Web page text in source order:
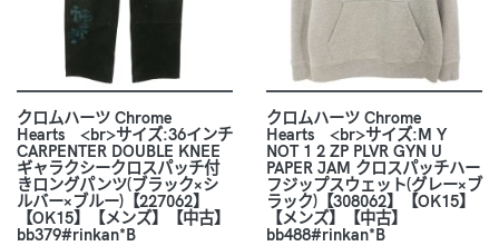
クロムハーツ Chrome
Hearts <br>サイズ:36インチ
CARPENTER DOUBLE KNEE
ギャラクシークロスパッチ付
きロングパンツ(ブラック×シ
ルバー×ブルー)【227062】
【OK15】【メンズ】【中古】
bb379#rinkan*B
クロムハーツ Chrome
Hearts <br>サイズ:M Y
NOT 1 2 ZP PLVR GYN U
PAPER JAM クロスパッチハー
フジップスウェット(グレー×ブ
ラック)【308062】【OK15】
【メンズ】【中古】
bb488#rinkan*B